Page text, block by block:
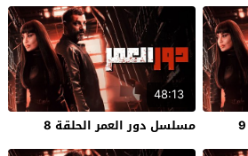
48:13
مسلسل دور العمر الحلقة 8